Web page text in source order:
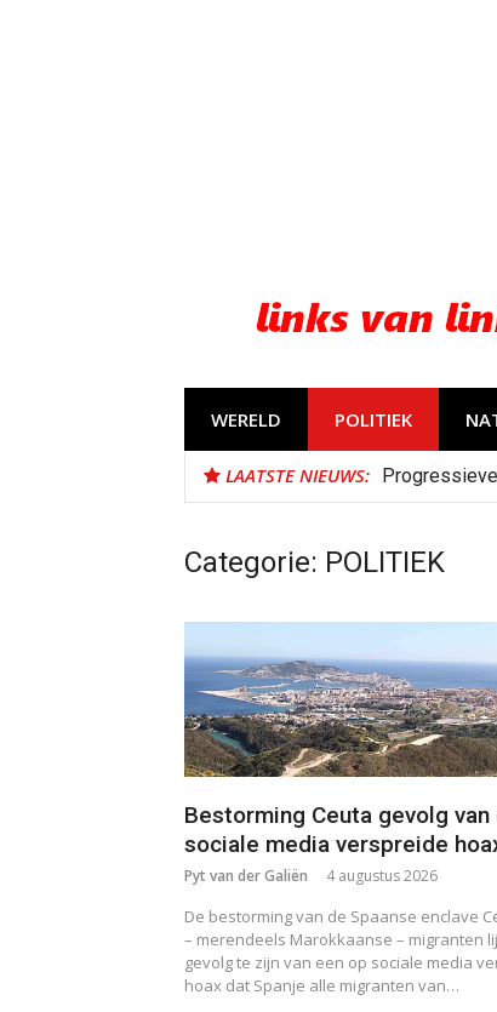
WERELD POLITIEK
LAATSTE NIEUWS:
Categorie: POLITIEK
Bestorming Ceuta gevolg van
sociale media verspreide
Pyt van der Galiën 4 augustus 2026
De bestorming van de Spaanse enclave
– merendeels Marokkaanse – migranten
gevolg te zijn van een op sociale media
hoax dat Spanje alle migranten van…